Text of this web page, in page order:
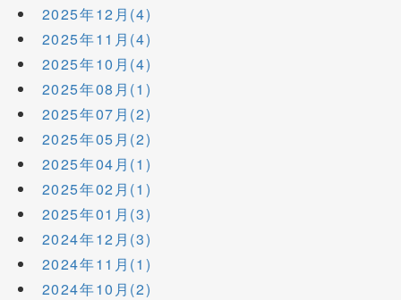
2025年12月(4)
2025年11月(4)
2025年10月(4)
2025年08月(1)
2025年07月(2)
2025年05月(2)
2025年04月(1)
2025年02月(1)
2025年01月(3)
2024年12月(3)
2024年11月(1)
2024年10月(2)